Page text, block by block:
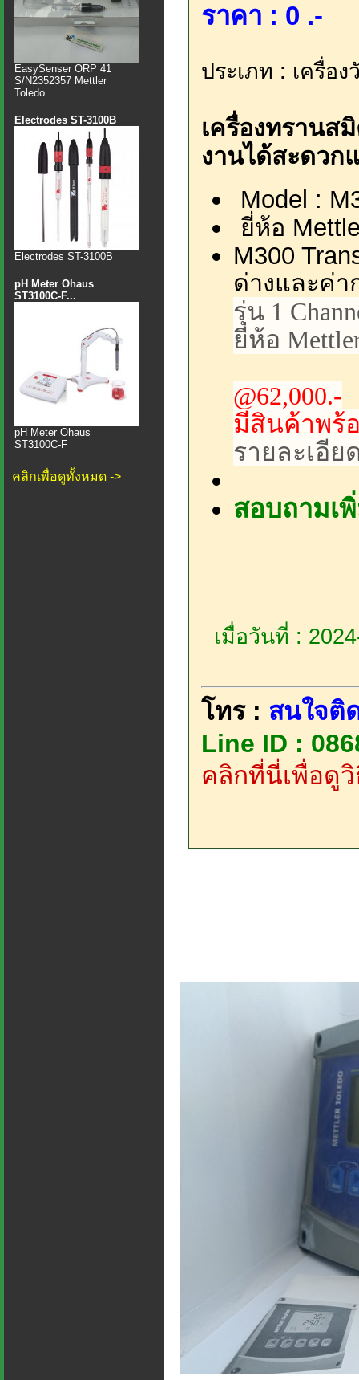
EasySenser ORP 41
S/N2352357 Mettler
Toledo
Electrodes ST-3100B
Electrodes ST-3100B
pH Meter Ohaus
ST3100C-F...
pH Meter Ohaus
ST3100C-F
คลิกเพื่อดูทั้งหมด ->
ราคา : 0 .-
ประเภท : เครื่อ
เครื่องทรานส
งานได้สะดวก
Model :
ยี่ห้อ
M300
ด่างและค่
รุ่น 1
ยี่ห้อ
@62,000.-
มีสินค้าพร้
รายละเอีย
สอบถามเ
เมื่อวันที่ :
โทร : สนใจติ
Line ID :
คลิกที่นี่เพื่อดูวิ